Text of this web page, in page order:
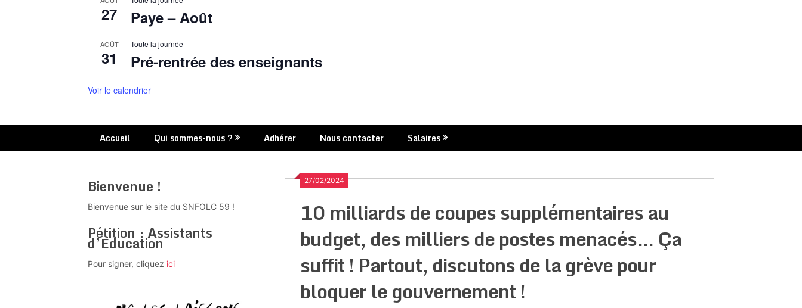
27 Paye – Août
AOÛT
31
Toute la journée
Pré-rentrée des enseignants
Voir le calendrier
Accueil Qui sommes-nous ? Adhérer Nous contacter Salaires
27/02/2024
10 milliards de coupes supplémentaires au
budget, des milliers de postes menacés… Ça
suffit ! Partout, discutons de la grève pour
bloquer le gouvernement !
Bienvenue !
Bienvenue sur le site du SNFOLC 59 !
Pétition : Assistants
d’Education
Pour signer, cliquez ici